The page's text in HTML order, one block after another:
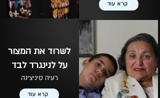
קרא עוד
לשרוד את המצור
על לנינגרד לבד
רעיה סיניצינה
קרא עוד